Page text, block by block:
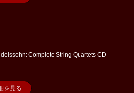
Complete String Quartets CD
を見る